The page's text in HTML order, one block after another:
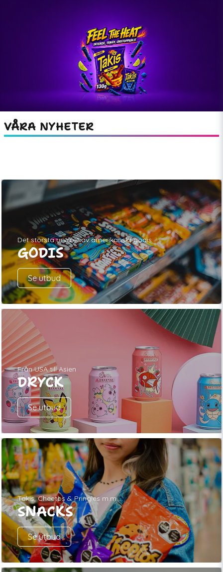
VÅRA NYHETER
GODIS
Det största urvalet av amerikanskt godis
Se utbud
DRYCK
Från USA till Asien
Se utbud
SNACKS
Takis, Cheetos & Pringles m.m.
Se utbud